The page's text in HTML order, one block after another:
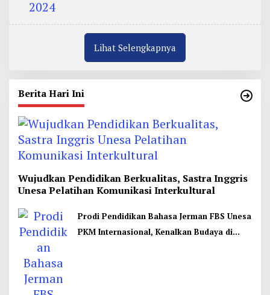
Lihat Selengkapnya
Berita Hari Ini
Wujudkan Pendidikan Berkualitas, Sastra Inggris
Unesa Pelatihan Komunikasi Interkultural
Prodi Pendidikan Bahasa Jerman FBS Unesa
PKM Internasional, Kenalkan Budaya di